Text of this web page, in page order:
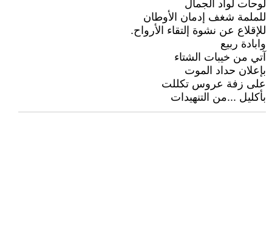
لوحات لوأد الجمال
للملمة شغف إدمان الأوطان
للإقلاع عن نشوة إلتقاء الأرواح.
وابادة ربيع
آتي من خيبات الشتاء
بإعلان حداد الموت
على زفة عروس تكللت
بأكليل ...من التنهيدات